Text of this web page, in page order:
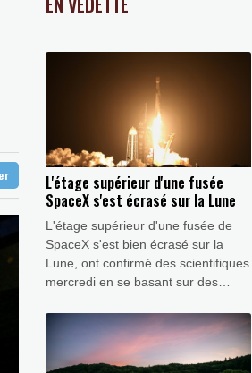
de Monaco
Manchester City
Reusser reste maillot jaune
-0.41%
0.46% 4322.09 €
L'étage supérieur d'une fusée
SpaceX s'est écrasé sur la Lune
L'étage supérieur d'une fusée de
SpaceX s'est bien écrasé sur la
Lune, ont confirmé des scientifiques
mercredi en se basant sur des
télescope au Chili qui a capté des
preuves d'un nuage de débris.